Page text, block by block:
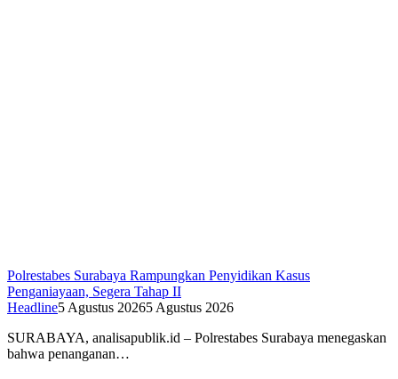
Polrestabes Surabaya Rampungkan Penyidikan Kasus
Penganiayaan, Segera Tahap II
Headline5 Agustus 20265 Agustus 2026
SURABAYA, analisapublik.id – Polrestabes Surabaya menegaskan
bahwa penanganan…